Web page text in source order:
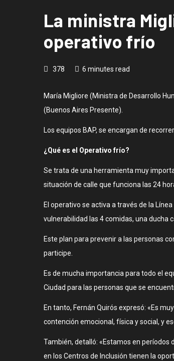
La ministra
operativo frío
378 6 minutes read
María Migliore (Ministra de Desarrollo
(Buenos Aires Presente).
Los equipos BAP, se encargan de
¿Qué es el Operativo frío?
Se trata de una herramienta muy
situación de calle que funciona las 24
El operativo se activa a través de la
vulnerabilidad las 4 comidas, una ducha
Este plan para prevenir a las personas
participe.
Es de mucha importancia para todo el
Ciudad para las personas que se
En tanto, Fernán Quirós expresó: «Es
contención emocional, física y social, y
También, detalló: «Estamos en períodos
en los Centros de Inclusión tienen la